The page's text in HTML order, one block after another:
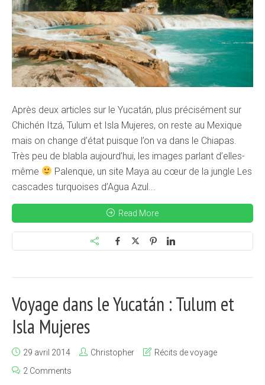
Après deux articles sur le Yucatán, plus précisément sur
Chichén Itzá, Tulum et Isla Mujeres, on reste au Mexique
mais on change d’état puisque l’on va dans le Chiapas.
Très peu de blabla aujourd’hui, les images parlant d’elles-
même
Palenque, un site Maya au cœur de la jungle Les
cascades turquoises d’Agua Azul...
Read More
Voyage dans le Yucatán : Tulum et
Isla Mujeres
29 avril 2014 Christopher
Récits de voyage
2 Comments